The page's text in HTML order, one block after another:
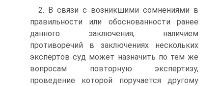
2. В связи с возникшими сомнениями в
правильности или обоснованности ранее
данного заключения, наличием
противоречий в заключениях нескольких
экспертов суд может назначить по тем же
вопросам повторную экспертизу,
проведение которой поручается другому